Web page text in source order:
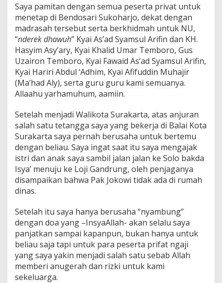
Saya pamitan dengan semua peserta privat untuk
menetap di Bendosari Sukoharjo, dekat dengan
madrasah tersebut serta berkhidmah untuk NU,
“nderek dhawuh” Kyai As’ad Syamsul Arifin dan KH.
Hasyim Asy’ary, Kyai Khalid Umar Temboro, Gus
Uzairon Temboro, Kyai Fawaid As’ad Syamsul Arifin,
Kyai Hariri Abdul ‘Adhim, Kyai Afifuddin Muhajir
(Ma’had Aly), serta guru guru kami semuanya.
Allaahu yarhamuhum, aamiin.
Setelah menjadi Walikota Surakarta, atas anjuran
salah satu tetangga saya yang bekerja di Balai Kota
Surakarta saya pernah berusaha untuk bertemu
dengan beliau. Saya ingat saat itu saya mengajak
istri dan anak saya sambil jalan jalan ke Solo bakda
Isya’ menuju ke Loji Gandrung, oleh penjaganya
disampaikan bahwa Pak Jokowi tidak ada di rumah
dinas.
Setelah itu saya hanya berusaha “nyambung”
dengan doa yang –InsyaAllah- akan selalu saya
panjatkan sampai kapanpun, bukan hanya untuk
beliau saja tapi untuk para peserta prifat ngaji
yang saya yakin menjadi salah satu sebab Allah
memberi anugerah dan rizki untuk kami
sekeluarga.